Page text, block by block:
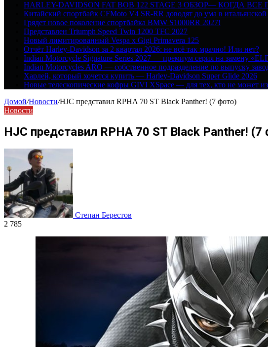
HARLEY-DAVIDSON FAT BOB 122 STAGE 3 ОБЗОР— КОГДА
Китайский спортбайк CFMoto V4 SR-RR доводят до ума в итальянской
Грядет новое поколение спортбайка BMW S1000RR 2027!
Представлен Triumph Speed Twin 1200 TFC 2027
Новый лимитированный Vespa x Gigi Primavera 125
Отчёт Harley-Davidson за 2 квартал 2026: не всё так мрачно! Или нет?
Indian Motorcycle Signature Series 2027 — премиум серия на замену
Indian Motorcycles ARO — собственное подразделение по выпуску
Харлей, который хочется купить — Harley-Davidson Super Glide 2026
Новые телескопические кофры GIVI XSpace — для тех, кто не может
Домой/Новости/HJC представил RPHA 70 ST Black Panther! (7 фото)
Новости
HJC представил RPHA 70 ST Black Panther! (7
Степан Берестов
2 785